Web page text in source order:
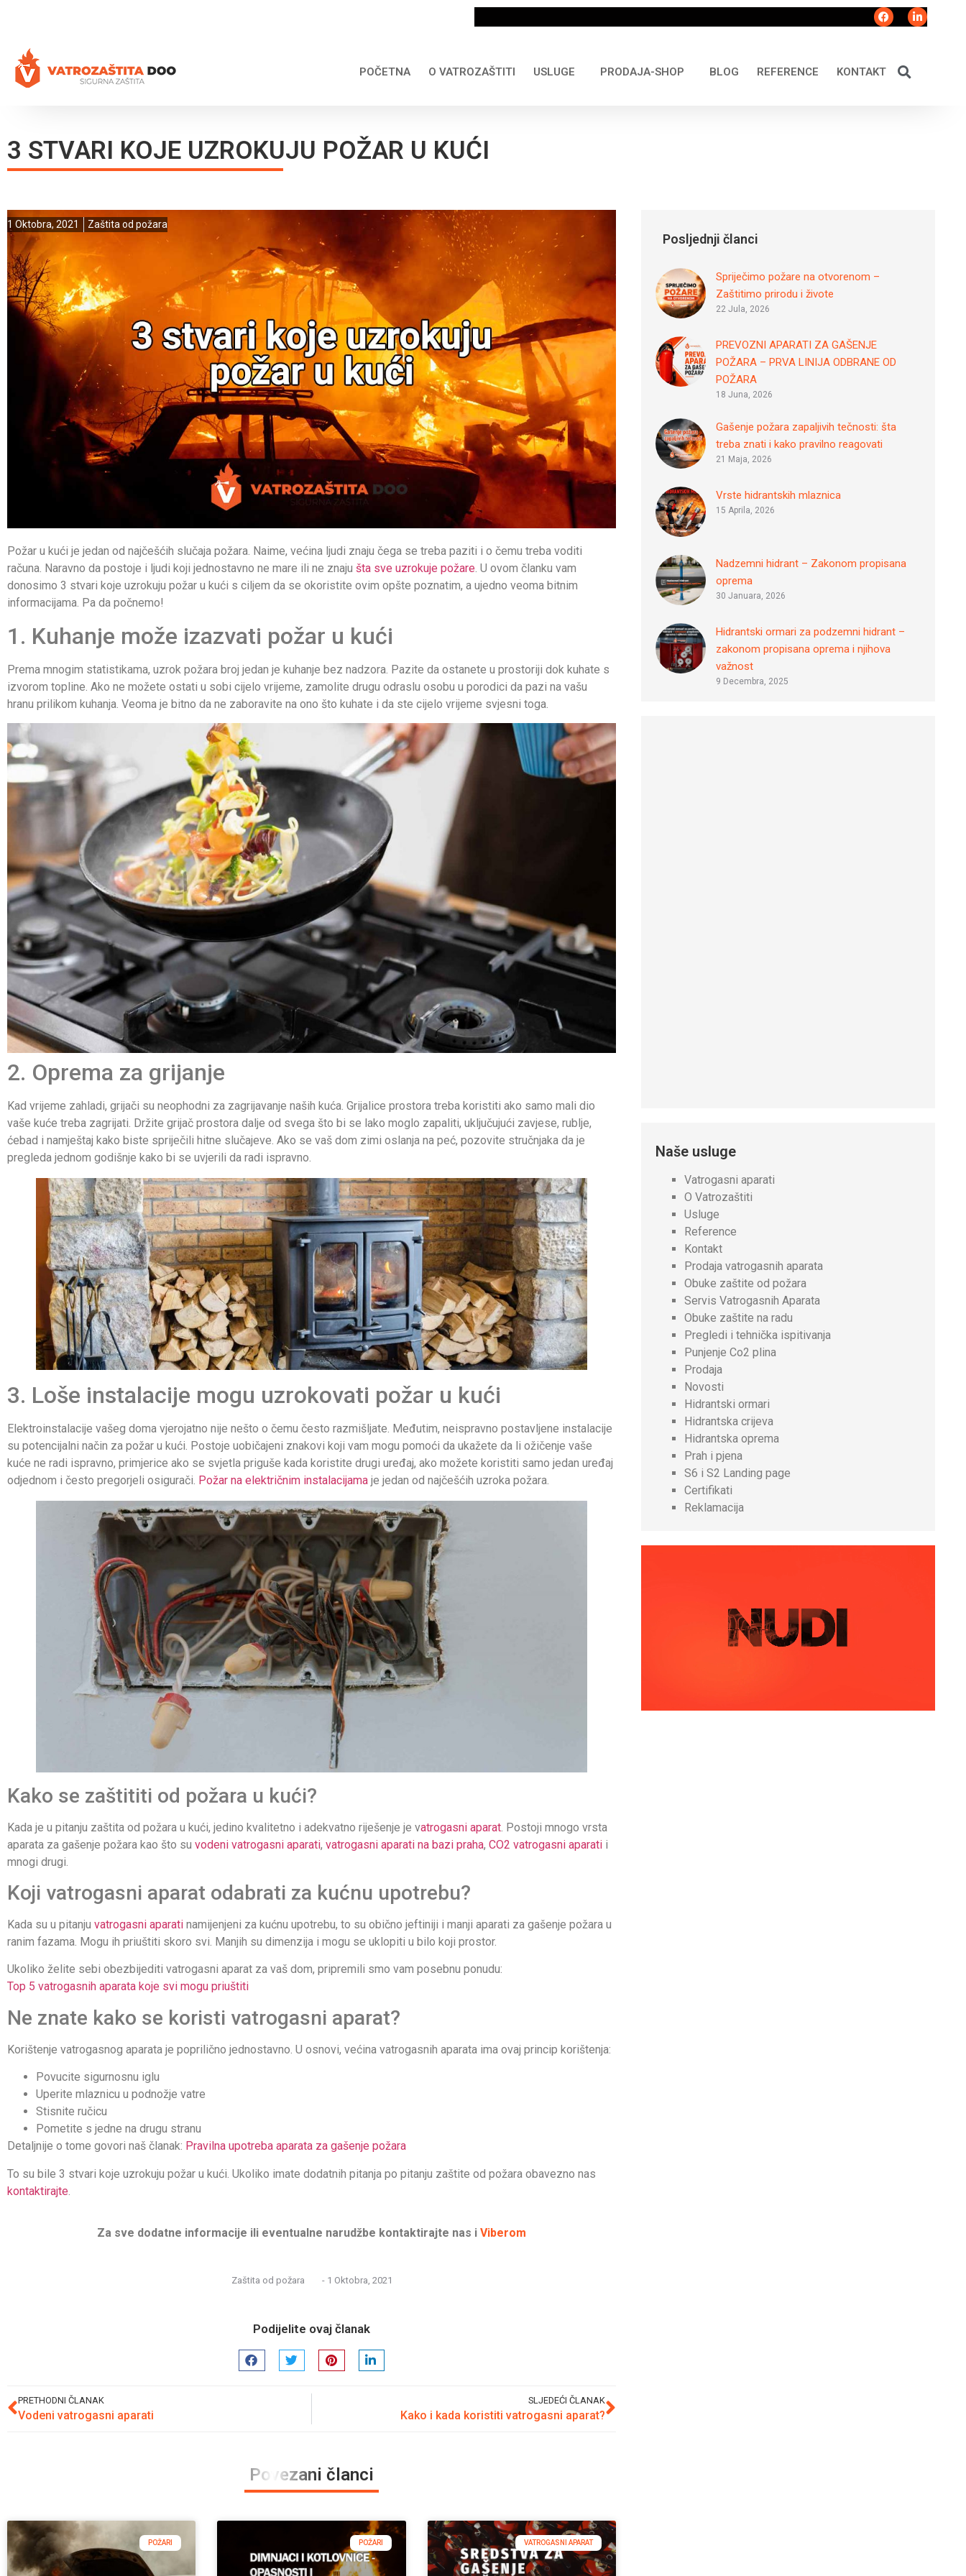
POČETNA O VATROZAŠTITI USLUGE PRODAJA-SHOP BLOG REFERENCE KONTAKT
3 STVARI KOJE UZROKUJU POŽAR U KUĆI
1 Oktobra, 2021 Zaštita od požara
Požar u kući je jedan od najčešćih slučaja požara. Naime, većina ljudi znaju čega se treba paziti i o čemu treba voditi
računa. Naravno da postoje i ljudi koji jednostavno ne mare ili ne znaju šta sve uzrokuje požare. U ovom članku vam
donosimo 3 stvari koje uzrokuju požar u kući s ciljem da se okoristite ovim opšte poznatim, a ujedno veoma bitnim
informacijama. Pa da počnemo!
1. Kuhanje može izazvati požar u kući
Prema mnogim statistikama, uzrok požara broj jedan je kuhanje bez nadzora. Pazite da ostanete u prostoriji dok kuhate s
izvorom topline. Ako ne možete ostati u sobi cijelo vrijeme, zamolite drugu odraslu osobu u porodici da pazi na vašu
hranu prilikom kuhanja. Veoma je bitno da ne zaboravite na ono što kuhate i da ste cijelo vrijeme svjesni toga.
2. Oprema za grijanje
Kad vrijeme zahladi, grijači su neophodni za zagrijavanje naših kuća. Grijalice prostora treba koristiti ako samo mali dio
vaše kuće treba zagrijati. Držite grijač prostora dalje od svega što bi se lako moglo zapaliti, uključujući zavjese, rublje,
ćebad i namještaj kako biste spriječili hitne slučajeve. Ako se vaš dom zimi oslanja na peć, pozovite stručnjaka da je
pregleda jednom godišnje kako bi se uvjerili da radi ispravno.
3. Loše instalacije mogu uzrokovati požar u kući
Elektroinstalacije vašeg doma vjerojatno nije nešto o čemu često razmišljate. Međutim, neispravno postavljene instalacije
su potencijalni način za požar u kući. Postoje uobičajeni znakovi koji vam mogu pomoći da ukažete da li ožičenje vaše
kuće ne radi ispravno, primjerice ako se svjetla priguše kada koristite drugi uređaj, ako možete koristiti samo jedan uređaj
odjednom i često pregorjeli osigurači. Požar na električnim instalacijama je jedan od najčešćih uzroka požara.
Kako se zaštititi od požara u kući?
Kada je u pitanju zaštita od požara u kući, jedino kvalitetno i adekvatno riješenje je vatrogasni aparat . Postoji mnogo vrsta
aparata za gašenje požara kao što su vodeni vatrogasni aparati, vatrogasni aparati na bazi praha, CO2 vatrogasni aparati i
mnogi drugi.
Koji vatrogasni aparat odabrati za kućnu upotrebu?
Kada su u pitanju vatrogasni aparati namijenjeni za kućnu upotrebu, to su obično jeftiniji i manji aparati za gašenje požara u
ranim fazama. Mogu ih priuštiti skoro svi. Manjih su dimenzija i mogu se uklopiti u bilo koji prostor.
Ukoliko želite sebi obezbijediti vatrogasni aparat za vaš dom, pripremili smo vam posebnu ponudu:
Top 5 vatrogasnih aparata koje svi mogu priuštiti
Ne znate kako se koristi vatrogasni aparat?
Korištenje vatrogasnog aparata je poprilično jednostavno. U osnovi, većina vatrogasnih aparata ima ovaj princip korištenja:
Povucite sigurnosnu iglu
Uperite mlaznicu u podnožje vatre
Stisnite ručicu
Pometite s jedne na drugu stranu
Detaljnije o tome govori naš članak: Pravilna upotreba aparata za gašenje požara
To su bile 3 stvari koje uzrokuju požar u kući. Ukoliko imate dodatnih pitanja po pitanju zaštite od požara obavezno nas
kontaktirajte
Za sve dodatne informacije ili eventualne narudžbe kontaktirajte nas iViberom
Zaštita od požara - 1 Oktobra, 2021
Podijelite ovaj članak
PRETHODNI ČLANAK
Vodeni vatrogasni aparati
SLJEDEĆI ČLANAK
Kako i kada koristiti vatrogasni aparat?
Povezani članci
POŽARI POŽARI VATROGASNI APARAT
Posljednji članci
Spriječimo požare na otvorenom –
Zaštitimo prirodu i živote
22 Jula, 2026
PREVOZNI APARATI ZA GAŠENJE
POŽARA – PRVA LINIJA ODBRANE OD
POŽARA
18 Juna, 2026
Gašenje požara zapaljivih tečnosti: šta
treba znati i kako pravilno reagovati
21 Maja, 2026
Vrste hidrantskih mlaznica
15 Aprila, 2026
Nadzemni hidrant – Zakonom propisana
oprema
30 Januara, 2026
Hidrantski ormari za podzemni hidrant –
zakonom propisana oprema i njihova
važnost
9 Decembra, 2025
Naše usluge
Vatrogasni aparati
O Vatrozaštiti
Usluge
Reference
Kontakt
Prodaja vatrogasnih aparata
Obuke zaštite od požara
Servis Vatrogasnih Aparata
Obuke zaštite na radu
Pregledi i tehnička ispitivanja
Punjenje Co2 plina
Prodaja
Novosti
Hidrantski ormari
Hidrantska crijeva
Hidrantska oprema
Prah i pjena
S6 i S2 Landing page
Certifikati
Reklamacija